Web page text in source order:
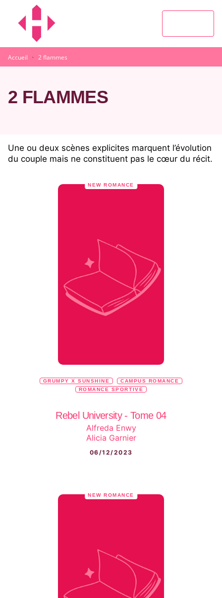
MENU
Accueil · 2 flammes
2 FLAMMES
Une ou deux scènes explicites marquent l’évolution
du couple mais ne constituent pas le cœur du récit.
NEW ROMANCE
GRUMPY X SUNSHINE
CAMPUS ROMANCE
ROMANCE SPORTIVE
Rebel University - Tome 04
Alfreda Enwy
Alicia Garnier
06/12/2023
NEW ROMANCE